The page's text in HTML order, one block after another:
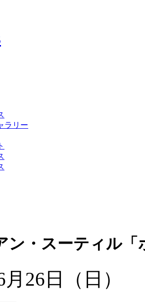
ラリー
ン・スーティル
26日（日）